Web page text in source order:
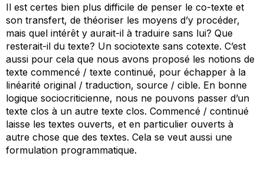
Il est certes bien plus difficile de penser le co-texte et
son transfert, de théoriser les moyens d’y procéder,
mais quel intérêt y aurait-il à traduire sans lui? Que
resterait-il du texte? Un sociotexte sans cotexte. C’est
aussi pour cela que nous avons proposé les notions de
texte commencé / texte continué, pour échapper à la
linéarité original / traduction, source / cible. En bonne
logique sociocriticienne, nous ne pouvons passer d’un
texte clos à un autre texte clos. Commencé / continué
laisse les textes ouverts, et en particulier ouverts à
autre chose que des textes. Cela se veut aussi une
formulation programmatique.